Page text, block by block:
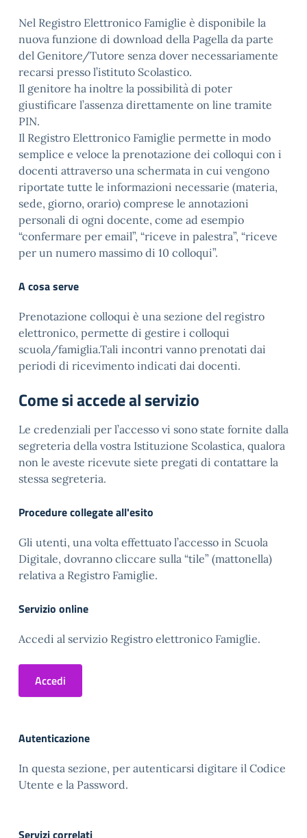
Nel Registro Elettronico Famiglie è disponibile la
nuova funzione di download della Pagella da parte
del Genitore/Tutore senza dover necessariamente
recarsi presso l’istituto Scolastico.
Il genitore ha inoltre la possibilità di poter
giustificare l’assenza direttamente on line tramite
PIN.
Il Registro Elettronico Famiglie permette in modo
semplice e veloce la prenotazione dei colloqui con i
docenti attraverso una schermata in cui vengono
riportate tutte le informazioni necessarie (materia,
sede, giorno, orario) comprese le annotazioni
personali di ogni docente, come ad esempio
“confermare per email”, “riceve in palestra”, “riceve
per un numero massimo di 10 colloqui”.
A cosa serve
Prenotazione colloqui è una sezione del registro
elettronico, permette di gestire i colloqui
scuola/famiglia.Tali incontri vanno prenotati dai
periodi di ricevimento indicati dai docenti.
Come si accede al servizio
Le credenziali per l’accesso vi sono state fornite dalla
segreteria della vostra Istituzione Scolastica, qualora
non le aveste ricevute siete pregati di contattare la
stessa segreteria.
Procedure collegate all'esito
Gli utenti, una volta effettuato l’accesso in Scuola
Digitale, dovranno cliccare sulla “tile” (mattonella)
relativa a Registro Famiglie.
Servizio online
Accedi al servizio Registro elettronico Famiglie.
Accedi
Autenticazione
In questa sezione, per autenticarsi digitare il Codice
Utente e la Password.
Servizi correlati